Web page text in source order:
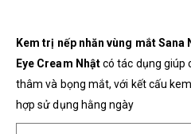
Kem trị nếp nhăn vùng mắt
Eye Cream Nhậtcó tác dụng giúp
thâm và bọng mắt, với kết cấu
hợp sử dụng hằng ngày